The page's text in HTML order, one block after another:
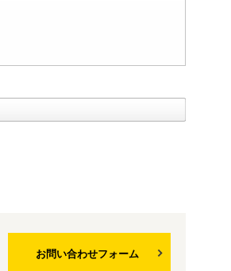
お問い合わせフォーム